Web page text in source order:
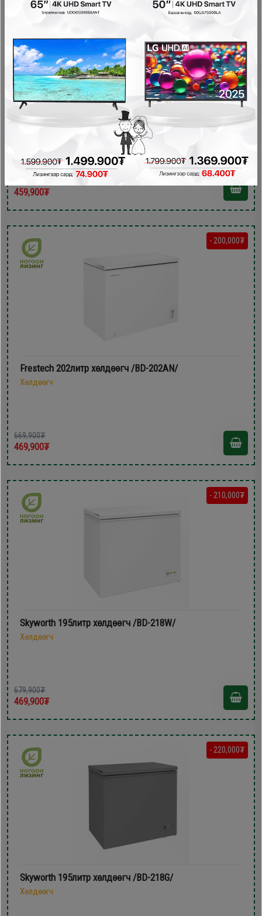
Xingx 200литр xөлдөөгч /BD-200YC/
Хөлдөөгч
459,900₮
- 200,000₮
Frestech 202литр xөлдөөгч /BD-202AN/
Хөлдөөгч
669,900₮
469,900₮
- 210,000₮
Skyworth 195литр xөлдөөгч /BD-218W/
Хөлдөөгч
679,900₮
469,900₮
- 220,000₮
Skyworth 195литр xөлдөөгч /BD-218G/
Хөлдөөгч